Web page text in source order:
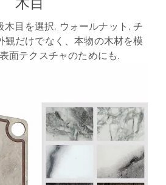
木目を選択, ウォールナット, チ
観だけでなく、本物の木材を模
面テクスチャのためにも.